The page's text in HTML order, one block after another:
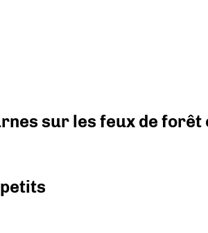
sur les feux de forêt